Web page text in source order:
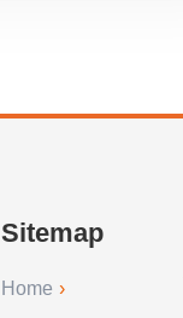
Sitemap
Home